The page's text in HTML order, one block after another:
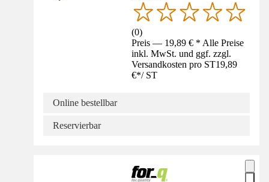
(0)
Preis — 19,89 € * Alle Preise
inkl. MwSt. und ggf. zzgl.
Versandkosten pro ST19,89
€*/ ST
Online bestellbar
Reservierbar